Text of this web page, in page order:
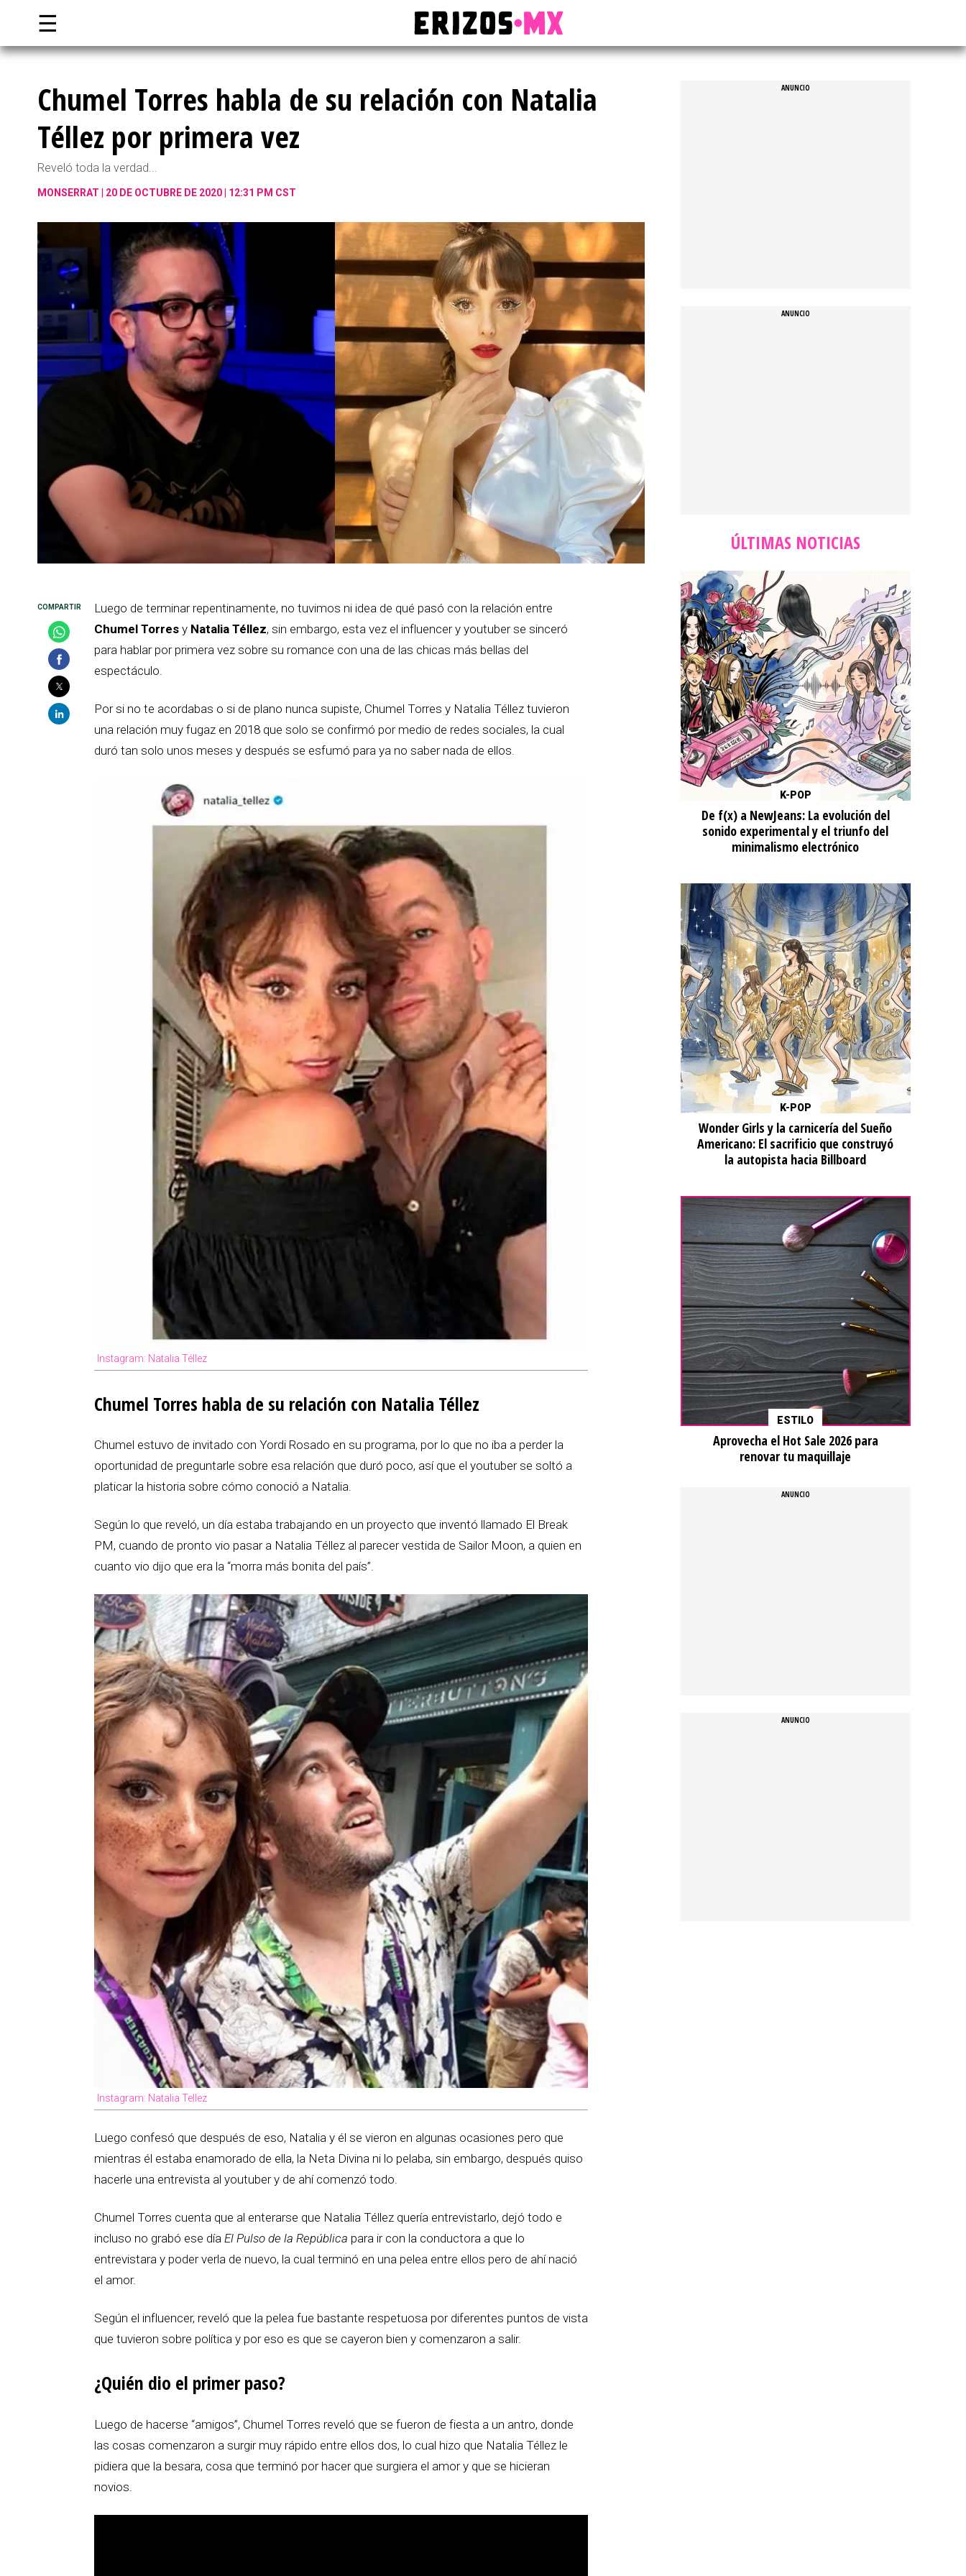
☰
Chumel Torres habla de su relación con Natalia
Téllez por primera vez
Reveló toda la verdad...
MONSERRAT 20 DE OCTUBRE DE 2020 | 12:31 PM CST
Luego de terminar repentinamente, no tuvimos ni idea de qué pasó con la relación entre
Chumel Torres y Natalia Téllez, sin embargo, esta vez el influencer y youtuber se sinceró
para hablar por primera vez sobre su romance con una de las chicas más bellas del
espectáculo.
Por si no te acordabas o si de plano nunca supiste, Chumel Torres y Natalia Téllez tuvieron
una relación muy fugaz en 2018 que solo se confirmó por medio de redes sociales, la cual
duró tan solo unos meses y después se esfumó para ya no saber nada de ellos.
Instagram: Natalia Téllez
Chumel Torres habla de su relación con Natalia Téllez
Chumel estuvo de invitado con Yordi Rosado en su programa, por lo que no iba a perder la
oportunidad de preguntarle sobre esa relación que duró poco, así que el youtuber se soltó a
platicar la historia sobre cómo conoció a Natalia.
Según lo que reveló, un día estaba trabajando en un proyecto que inventó llamado El Break
PM, cuando de pronto vio pasar a Natalia Téllez al parecer vestida de Sailor Moon, a quien en
cuanto vio dijo que era la “morra más bonita del país”.
Instagram: Natalia Tellez
Luego confesó que después de eso, Natalia y él se vieron en algunas ocasiones pero que
mientras él estaba enamorado de ella, la Neta Divina ni lo pelaba, sin embargo, después quiso
hacerle una entrevista al youtuber y de ahí comenzó todo.
Chumel Torres cuenta que al enterarse que Natalia Téllez quería entrevistarlo, dejó todo e
incluso no grabó ese día El Pulso de la República para ir con la conductora a que lo
entrevistara y poder verla de nuevo, la cual terminó en una pelea entre ellos pero de ahí nació
el amor.
Según el influencer, reveló que la pelea fue bastante respetuosa por diferentes puntos de vista
que tuvieron sobre política y por eso es que se cayeron bien y comenzaron a salir.
¿Quién dio el primer paso?
Luego de hacerse “amigos”, Chumel Torres reveló que se fueron de fiesta a un antro, donde
las cosas comenzaron a surgir muy rápido entre ellos dos, lo cual hizo que Natalia Téllez le
pidiera que la besara, cosa que terminó por hacer que surgiera el amor y que se hicieran
novios.
ÚLTIMAS NOTICIAS
K-POP
De f(x) a NewJeans: La evolución del
sonido experimental y el triunfo del
minimalismo electrónico
K-POP
Wonder Girls y la carnicería del Sueño
Americano: El sacrificio que construyó
la autopista hacia Billboard
ESTILO
Aprovecha el Hot Sale 2026 para
renovar tu maquillaje